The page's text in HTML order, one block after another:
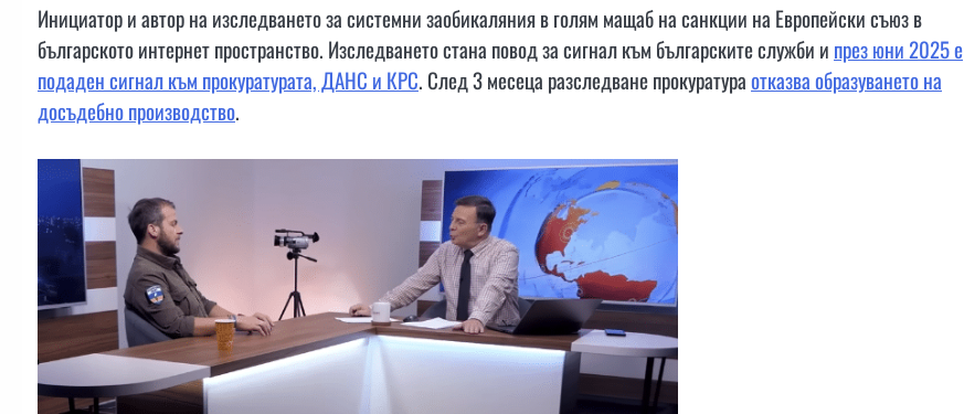
Инициатор и автор на изследването за системни заобикаляния в голям мащаб на санкции на Европейски съюз в
българското интернет пространство. Изследването стана повод за сигнал към българските служби и през юни 2025 е
подаден сигнал към прокуратурата, ДАНС и КРС. След 3 месеца разследване прокуратураотказва образуването на
досъдебно производство.